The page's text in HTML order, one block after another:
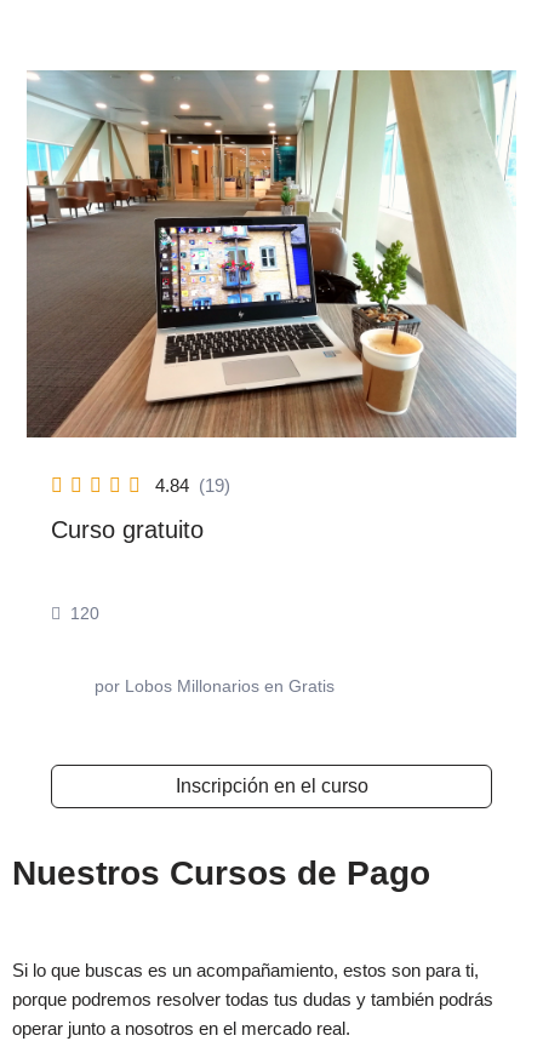
4.84 (19)
Curso gratuito
120
por Lobos Millonarios en Gratis
Inscripción en el curso
Nuestros Cursos de Pago
Si lo que buscas es un acompañamiento, estos son para ti,
porque podremos resolver todas tus dudas y también podrás
operar junto a nosotros en el mercado real.